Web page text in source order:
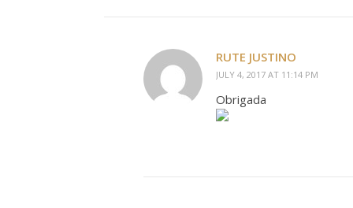
RUTE JUSTINO
JULY 4, 2017 AT 11:14 PM
Obrigada